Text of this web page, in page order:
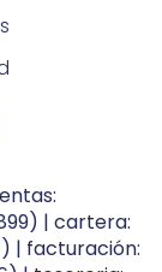
| cartera:
| facturación: